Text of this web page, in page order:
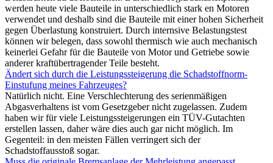
werden heute viele Bauteile in unterschiedlich stark en Motoren
verwendet und deshalb sind die Bauteile mit einer hohen Sicherheit
gegen Überlastung konstruiert. Durch internsive Belastungstest
können wir belegen, dass sowohl thermisch wie auch mechanisch
keinerlei Gefahr für die Bauteile von Motor und Getriebe sowie
anderer kraftübertragender Teile besteht.
Ändert sich durch die Leistungssteigerung die Schadstoffnorm-
Einstufung meines Fahrzeuges?
Natürlich nicht. Eine Verschlechterung des serienmäßigen
Abgasverhaltens ist vom Gesetzgeber nicht zugelassen. Zudem
haben wir für viele Leistungssteigerungen ein TÜV-Gutachten
erstellen lassen, daher wäre dies auch gar nicht möglich. Im
Gegenteil: in den meisten Fällen verringert sich der
Schadstoffausstoß sogar.